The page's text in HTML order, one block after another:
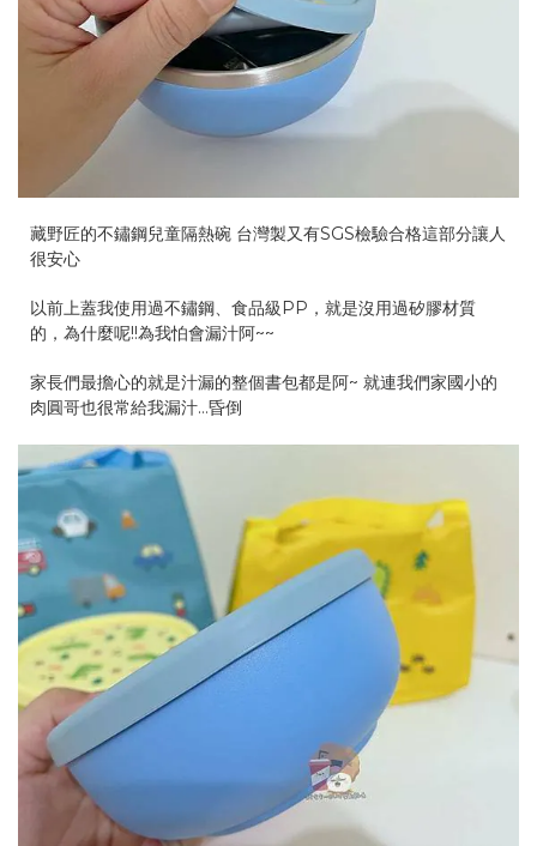
藏野匠的不鏽鋼兒童隔熱碗 台灣製又有SGS檢驗合格這部分讓人
很安心
以前上蓋我使用過不鏽鋼、食品級PP，就是沒用過矽膠材質
的，為什麼呢!!為我怕會漏汁阿~~
家長們最擔心的就是汁漏的整個書包都是阿~ 就連我們家國小的
肉圓哥也很常給我漏汁…昏倒